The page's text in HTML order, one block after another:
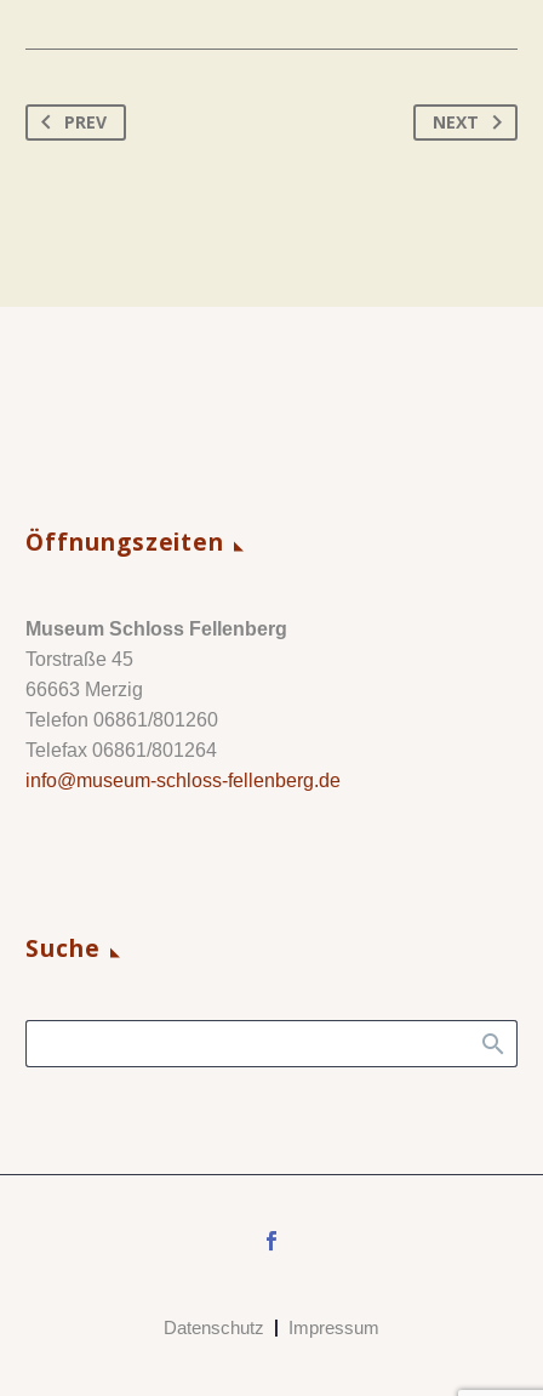
PREV NEXT
Öffnungszeiten
Museum Schloss Fellenberg
Torstraße 45
66663 Merzig
Telefon 06861/801260
Telefax 06861/801264
info@museum-schloss-fellenberg.de
Suche
Datenschutz Impressum